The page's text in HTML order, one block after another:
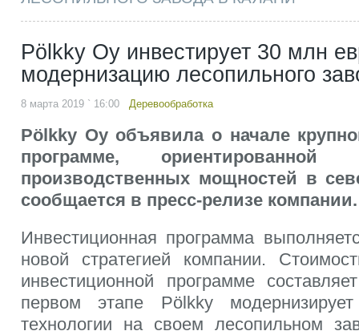
Pölkky Oy инвестирует 30 млн
модернизацию лесопильного
8 марта 2019 ` 16:00 Деревообработка
Pölkky Oy объявила о начале
программе,
производственных мощностей в
сообщается в пресс-релизе компании.
Инвестиционная программа
новой стратегией компании.
инвестиционной программе
первом этапе Pölkky модернизирует
технологии на своем лесопильном